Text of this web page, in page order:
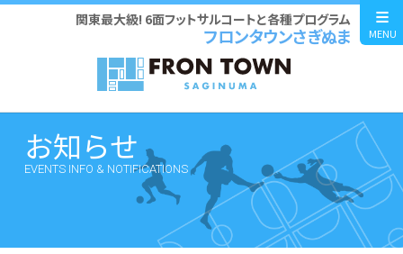
関東最大級! 6面フットサルコートと各種プログラム
フロンタウンさぎぬま MENU
お知らせ
EVENTS INFO & NOTIFICATIONS